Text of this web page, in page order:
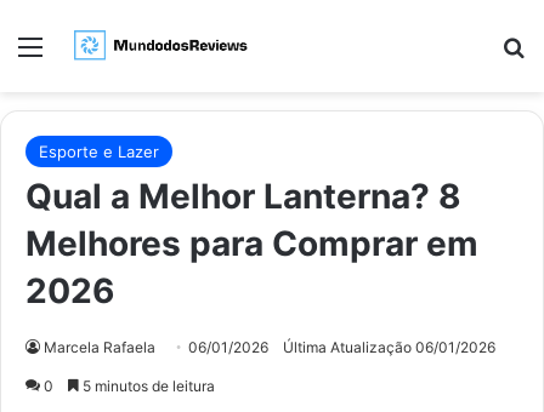
Menu
Esporte e Lazer
Qual a Melhor Lanterna? 8
Melhores para Comprar em
2026
Marcela Rafaela 06/01/2026 Última Atualização 06/01/2026
0 5 minutos de leitura